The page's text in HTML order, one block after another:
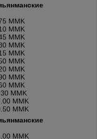
MMK
MMK
MMK
MMK
MMK
MMK
MMK
MMK
MMK
MMK
MMK
MMK
MMK